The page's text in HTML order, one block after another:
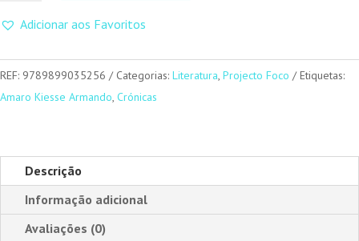
se
páginas
Fossem
Adicionar aos Favoritos
REF: 9789899035256 Categorias: Literatura, Projecto Foco
Etiquetas:
Amaro Kiesse Armando, Crónicas
Descrição
Informação adicional
Avaliações (0)